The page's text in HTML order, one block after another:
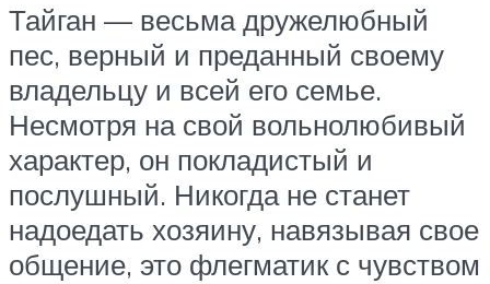
Тайган — весьма дружелюбный
пес, верный и преданный своему
владельцу и всей его семье.
Несмотря на свой вольнолюбивый
характер, он покладистый и
послушный. Никогда не станет
надоедать хозяину, навязывая свое
общение, это флегматик с чувством